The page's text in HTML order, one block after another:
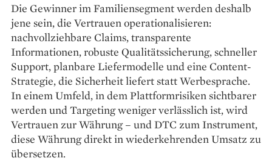
Die Gewinner im Familiensegment werden deshalb
jene sein, die Vertrauen operationalisieren:
nachvollziehbare Claims, transparente
Informationen, robuste Qualitätssicherung, schneller
Support, planbare Liefermodelle und eine Content-
Strategie, die Sicherheit liefert statt Werbesprache.
In einem Umfeld, in dem Plattformrisiken sichtbarer
werden und Targeting weniger verlässlich ist, wird
Vertrauen zur Währung – und DTC zum Instrument,
diese Währung direkt in wiederkehrenden Umsatz zu
übersetzen.